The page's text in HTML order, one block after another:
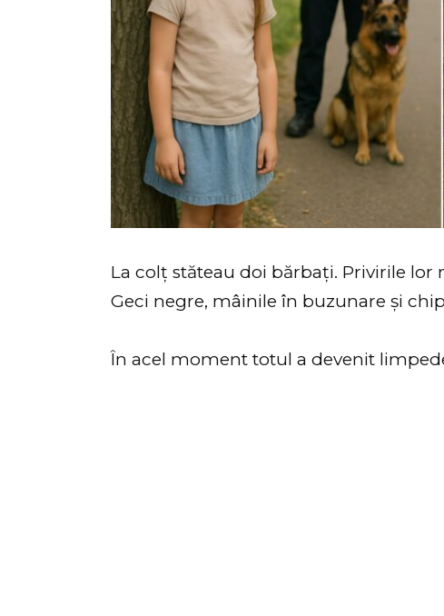
La colț stăteau doi bărbați. Privirile lor
Geci negre, mâinile în buzunare și
În acel moment totul a devenit